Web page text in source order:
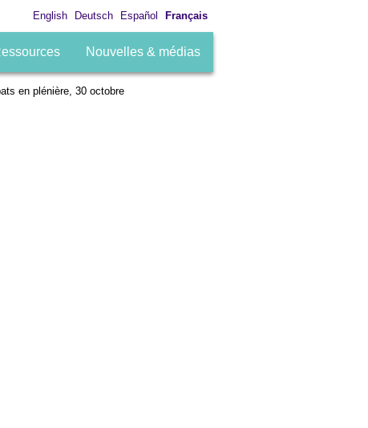
English Deutsch Español Français
Nouvelles & médias
en plénière, 30 octobre